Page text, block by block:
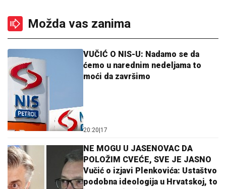
Možda vas zanima
VUČIĆ O NIS-U: Nadamo se da
ćemo u narednim nedeljama to
moći da završimo
20:20 17
NE MOGU U JASENOVAC DA
POLOŽIM CVEĆE, SVE JE JASNO
Vučić o izjavi Plenkovića: Ustaštvo
podobna ideologija u Hrvatskoj, to